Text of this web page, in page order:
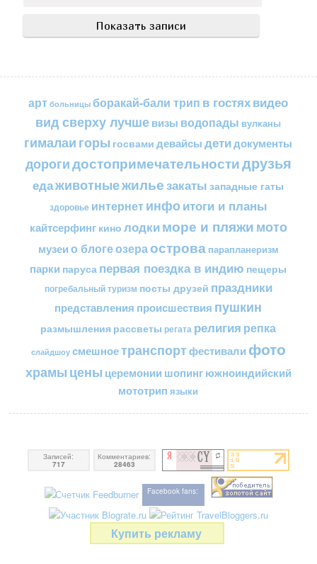
арт больницы боракай-бали трип в гостяхвидео
вид сверху лучшевизы водопады вулканы
гималаи горы госвами девайсы детидокументы
дорогидостопримечательностидрузья
едаживотныежильезакаты западные гаты
здоровье интернетинфоитоги и планы
кайтсерфинг кино лодкиморе и пляжимото
музеи о блогеозераострова парапланеризм
парки паруса первая поездка в индию пещеры
погребальный туризм посты друзей праздники
представления происшествия пушкин
размышления рассветы регата религия репка
слайдшоу смешноетранспортфестивали фото
храмы цены церемонии шопингюжноиндийский
мототрип языки
Записей:
717
Комментариев:
28463
Facebook fans:
Купить рекламу